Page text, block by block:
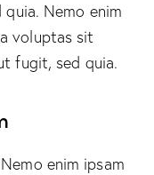
Nemo enim
voluptas sit
fugit, sed quia.
enim ipsam